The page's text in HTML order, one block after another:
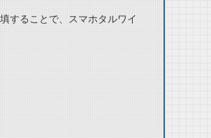
することで、スマホタルワイ